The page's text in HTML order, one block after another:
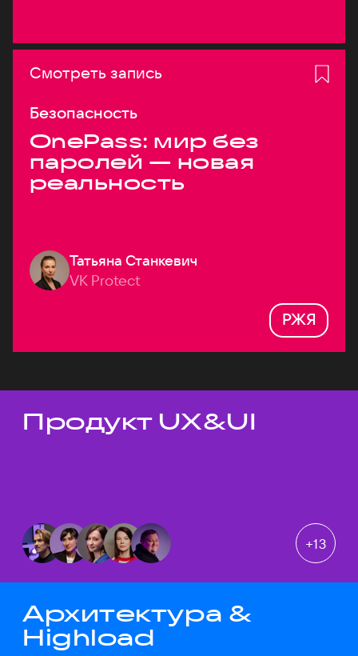
Смотреть запись
Безопасность
OnePass: мир без
паролей — новая
реальность
Татьяна Станкевич
VK Protect
РЖЯ
Темы докладов
Продукт UX&UI
+13
Архитектура &
Highload